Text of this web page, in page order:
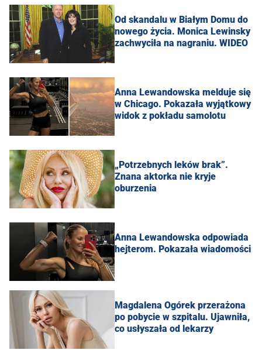
Od skandalu w Białym Domu do
nowego życia. Monica Lewinsky
zachwyciła na nagraniu. WIDEO
Anna Lewandowska melduje się
w Chicago. Pokazała wyjątkowy
widok z pokładu samolotu
„Potrzebnych leków brak”.
Znana aktorka nie kryje
oburzenia
Anna Lewandowska odpowiada
hejterom. Pokazała wiadomości
Magdalena Ogórek przerażona
po pobycie w szpitalu. Ujawniła,
co usłyszała od lekarzy